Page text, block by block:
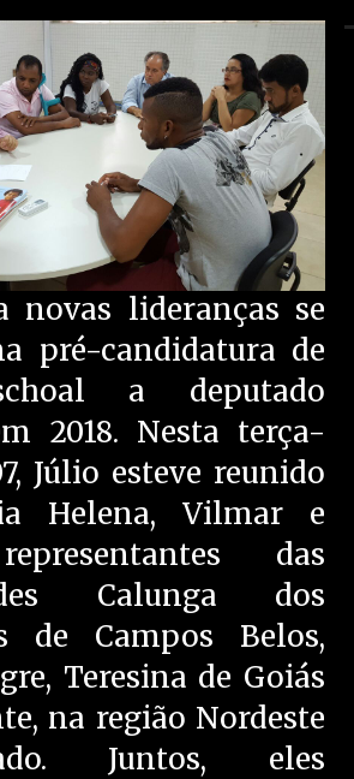
novas lideranças se
pré-candidatura de
a deputado
2018. Nesta terça-
Júlio esteve reunido
Helena, Vilmar e
das
Calunga dos
de Campos Belos,
Teresina de Goiás
na região Nordeste
Juntos, eles